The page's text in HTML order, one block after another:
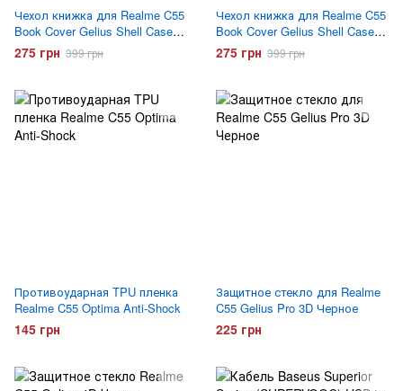
Чехол книжка для Realme C55
Book Cover Gelius Shell Case
Черный
275 грн 399 грн
Чехол книжка для Realme C55
Book Cover Gelius Shell Case
Синий
275 грн 399 грн
Противоударная TPU пленка
Realme C55 Optima Anti-Shock
145 грн
Защитное стекло для Realme
C55 Gelius Pro 3D Черное
225 грн